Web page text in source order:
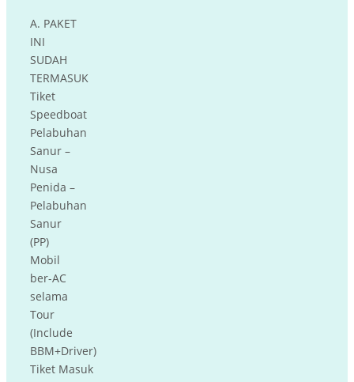
A. PAKET
INI
SUDAH
TERMASUK
Tiket
Speedboat
Pelabuhan
Sanur –
Nusa
Penida –
Pelabuhan
Sanur
(PP)
Mobil
ber-AC
selama
Tour
(Include
BBM+Driver)
Tiket Masuk